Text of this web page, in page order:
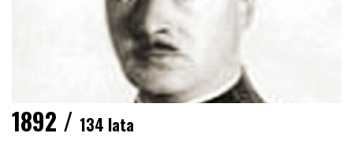
1892 / 134 lata